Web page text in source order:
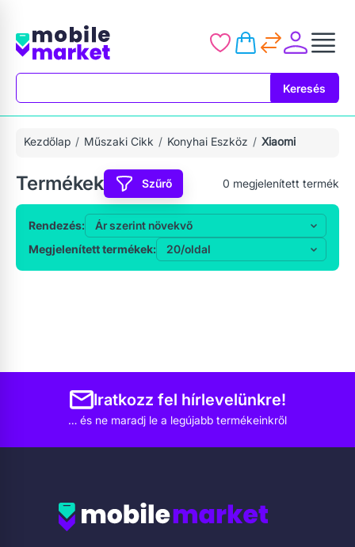
Keresés
Kezdőlap Műszaki Cikk Konyhai Eszköz Xiaomi
Termékek Szűrő 0 megjelenített termék
Rendezés:
Megjelenített termékek:
Iratkozz fel hírlevelünkre!
… és ne maradj le a legújabb termékeinkről